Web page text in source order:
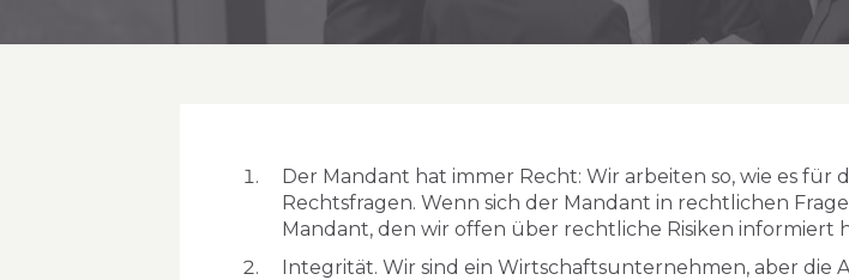
Der Mandant hat immer Recht: Wir arbeiten so, wie es für
Rechtsfragen. Wenn sich der Mandant in rechtlichen
Mandant, den wir offen über rechtliche Risiken informiert
Integrität. Wir sind ein Wirtschaftsunternehmen, aber die